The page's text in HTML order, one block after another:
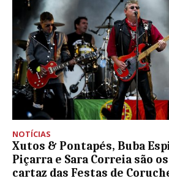
NOTÍCIAS
Xutos & Pontapés, Buba
Piçarra e Sara Correia são
cartaz das Festas de